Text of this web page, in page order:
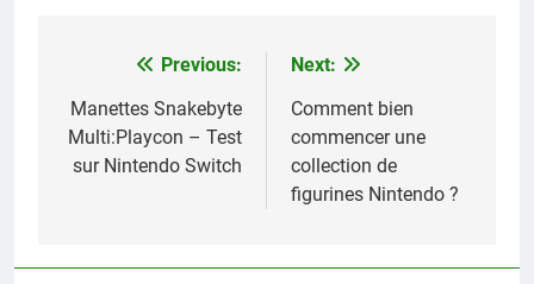
Navigation
de
l’article
Previous:
Manettes Snakebyte
Multi:Playcon – Test
sur Nintendo Switch
Next:
Comment bien
commencer une
collection de
figurines Nintendo ?